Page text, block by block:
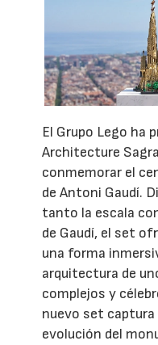
El Grupo Lego ha
Architecture
conmemorar el
de Antoni Gaudí.
tanto la escala
de Gaudí, el set
una forma
arquitectura de
complejos y
nuevo set
evolución del